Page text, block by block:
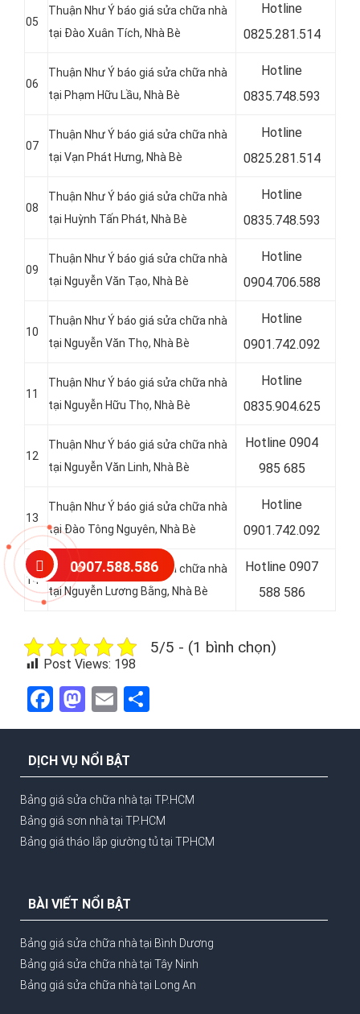
05
Thuận Như Ý báo giá sửa chữa nhà
tại Đào Xuân Tích, Nhà Bè
Hotline
0825.281.514
06
Thuận Như Ý báo giá sửa chữa nhà
tại Phạm Hữu Lầu, Nhà Bè
Hotline
0835.748.593
07
Thuận Như Ý báo giá sửa chữa nhà
tại Vạn Phát Hưng, Nhà Bè
Hotline
0825.281.514
08
Thuận Như Ý báo giá sửa chữa nhà
tại Huỳnh Tấn Phát, Nhà Bè
Hotline
0835.748.593
09
Thuận Như Ý báo giá sửa chữa nhà
tại Nguyễn Văn Tạo, Nhà Bè
Hotline
0904.706.588
10
Thuận Như Ý báo giá sửa chữa nhà
tại Nguyễn Văn Thọ, Nhà Bè
Hotline
0901.742.092
11
Thuận Như Ý báo giá sửa chữa nhà
tại Nguyễn Hữu Thọ, Nhà Bè
Hotline
0835.904.625
12
Thuận Như Ý báo giá sửa chữa nhà
tại Nguyễn Văn Linh, Nhà Bè
Hotline 0904
985 685
13
Thuận Như Ý báo giá sửa chữa nhà
tại Đào Tông Nguyên, Nhà Bè
Hotline
0901.742.092
14
Thuận Như Ý báo giá sửa chữa nhà
tại Nguyễn Lương Bằng, Nhà Bè
Hotline 0907
588 586
5/5 - (1 bình chọn)
Post Views: 198
Facebook
Mastodon
Email
DỊCH VỤ NỔI BẬT
Bảng giá sửa chữa nhà tại TP.HCM
Bảng giá sơn nhà tại TP.HCM
Bảng giá tháo lắp giường tủ tại TPHCM
BÀI VIẾT NỔI BẬT
Bảng giá sửa chữa nhà tại Bình Dương
Bảng giá sửa chữa nhà tại Tây Ninh
Bảng giá sửa chữa nhà tại Long An
0907.588.586